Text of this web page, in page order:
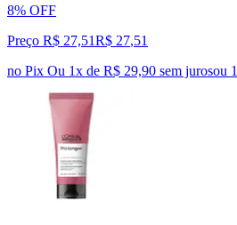
8% OFF
Preço R$ 27,51R$ 27,51
no Pix Ou 1x de R$ 29,90 sem jurosou 1